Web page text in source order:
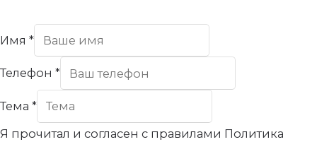
Имя *
Телефон *
Тема *
Я прочитал и согласен с правилами Политика